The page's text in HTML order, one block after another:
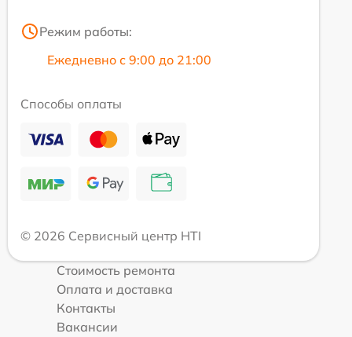
Режим работы:
Ежедневно с 9:00 до 21:00
Способы оплаты
© 2026 Сервисный центр HTI
Стоимость ремонта
Оплата и доставка
Контакты
Вакансии